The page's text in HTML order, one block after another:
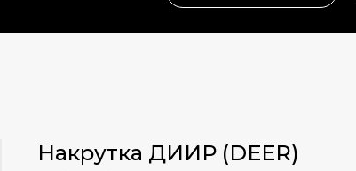
Накрутка ДИИР (DEER)